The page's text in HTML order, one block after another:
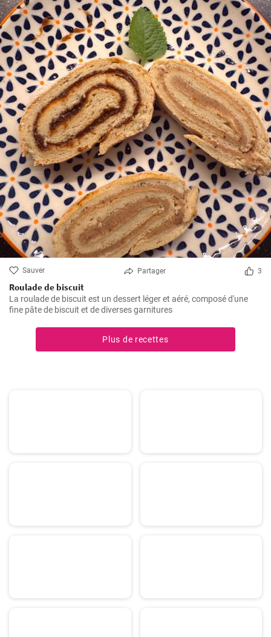
Sauver Partager 3
Roulade de biscuit
La roulade de biscuit est un dessert léger et aéré, composé d'une
fine pâte de biscuit et de diverses garnitures
Plus de recettes